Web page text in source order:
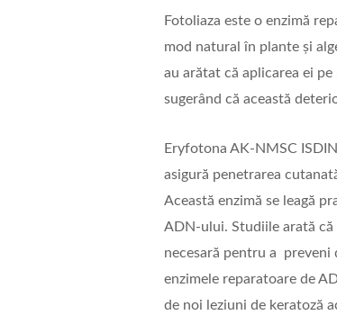
Fotoliaza este o enzimă
mod natural în plante și
au arătat că aplicarea ei
sugerând că această
Eryfotona AK-NMSC
asigură penetrarea
Această enzimă se leagă
ADN-ului. Studiile arată
necesară pentru a preveni
enzimele reparatoare de
de noi leziuni de keratoză